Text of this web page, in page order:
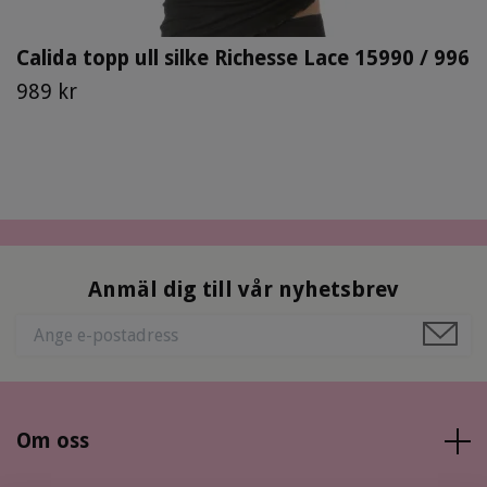
Calida topp ull silke Richesse Lace 15990 / 996
989 kr
Anmäl dig till vår nyhetsbrev
Om oss